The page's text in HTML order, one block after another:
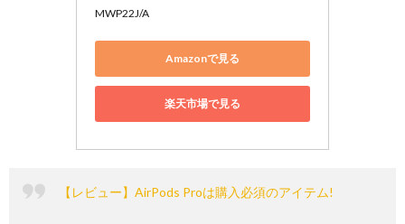
MWP22J/A
Amazonで見る
楽天市場で見る
【レビュー】AirPods Proは購入必須のアイテム!